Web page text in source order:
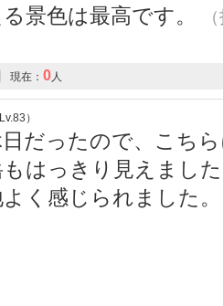
景色は最高です。
現在： 0 人
）
だったので、こち
はっきり見えまし
く感じられました